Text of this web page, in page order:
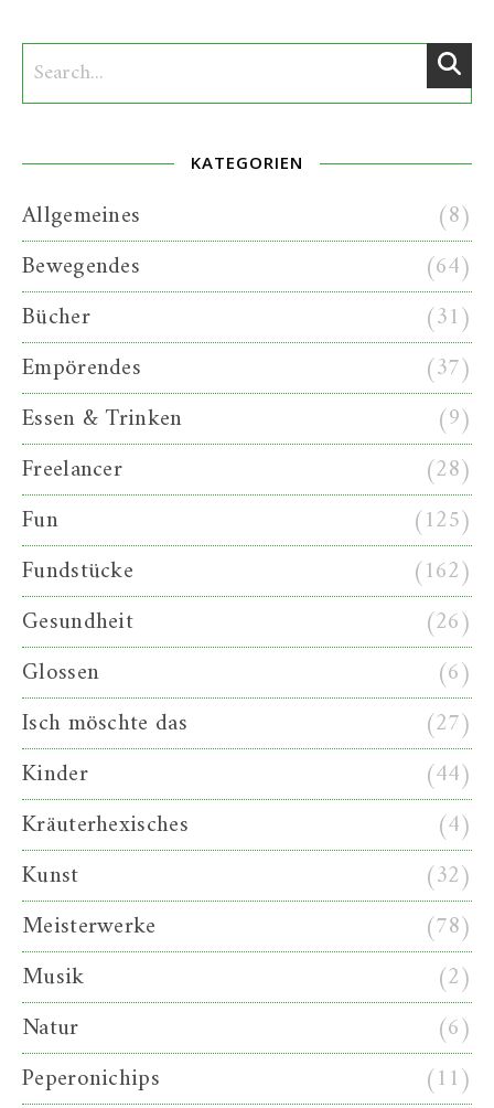
KATEGORIEN
Allgemeines
(8)
Bewegendes
(64)
Bücher
(31)
Empörendes
(37)
Essen & Trinken
(9)
Freelancer
(28)
Fun
(125)
Fundstücke
(162)
Gesundheit
(26)
Glossen
(6)
Isch möschte das
(27)
Kinder
(44)
Kräuterhexisches
(4)
Kunst
(32)
Meisterwerke
(78)
Musik
(2)
Natur
(6)
Peperonichips
(11)